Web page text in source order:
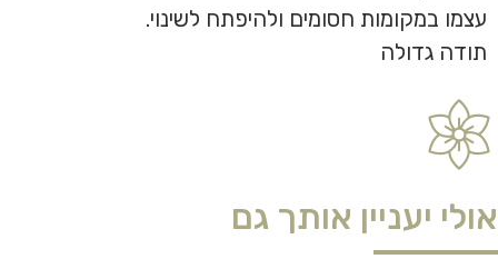
עצמו במקומות חסומים ולהיפתח לשינוי.
תודה גדולה
אולי יעניין אותך גם